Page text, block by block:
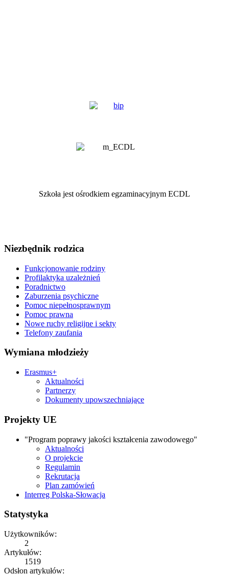
Szkoła jest ośrodkiem egzaminacyjnym ECDL
Niezbędnik rodzica
Funkcjonowanie rodziny
Profilaktyka uzależnień
Poradnictwo
Zaburzenia psychiczne
Pomoc niepełnosprawnym
Pomoc prawna
Nowe ruchy religijne i sekty
Telefony zaufania
Wymiana młodzieży
Erasmus+
Aktualności
Partnerzy
Dokumenty upowszechniające
Projekty UE
"Program poprawy jakości kształcenia zawodowego"
Aktualności
O projekcie
Regulamin
Rekrutacja
Plan zamówień
Interreg Polska-Słowacja
Statystyka
Użytkowników:
2
Artykułów:
1519
Odsłon artykułów: